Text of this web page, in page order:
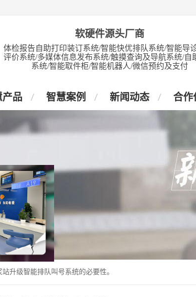
软硬件源头厂商
体检报告自助打印装订系统/智能快优排队系统/智能导
评价系统/多媒体信息发布系统/触摸查询及导航系统/自
系统/智能取件柜/智能机器人/微信预约及支付
产品 智慧案例 新闻动态 合作
升级智能排队叫号系统的必要性。